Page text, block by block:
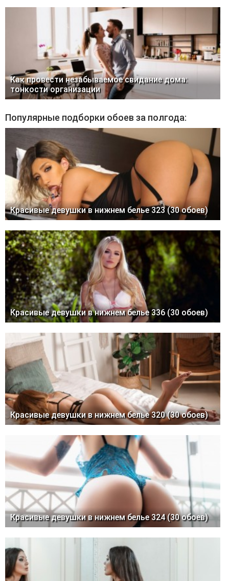
Как провести незабываемое свидание дома:
тонкости организации
Популярные подборки обоев за полгода:
Красивые девушки в нижнем белье 323 (30 обоев)
Красивые девушки в нижнем белье 336 (30 обоев)
Красивые девушки в нижнем белье 320 (30 обоев)
Красивые девушки в нижнем белье 324 (30 обоев)